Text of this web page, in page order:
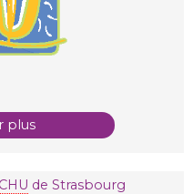
plus
CHU de Strasbourg